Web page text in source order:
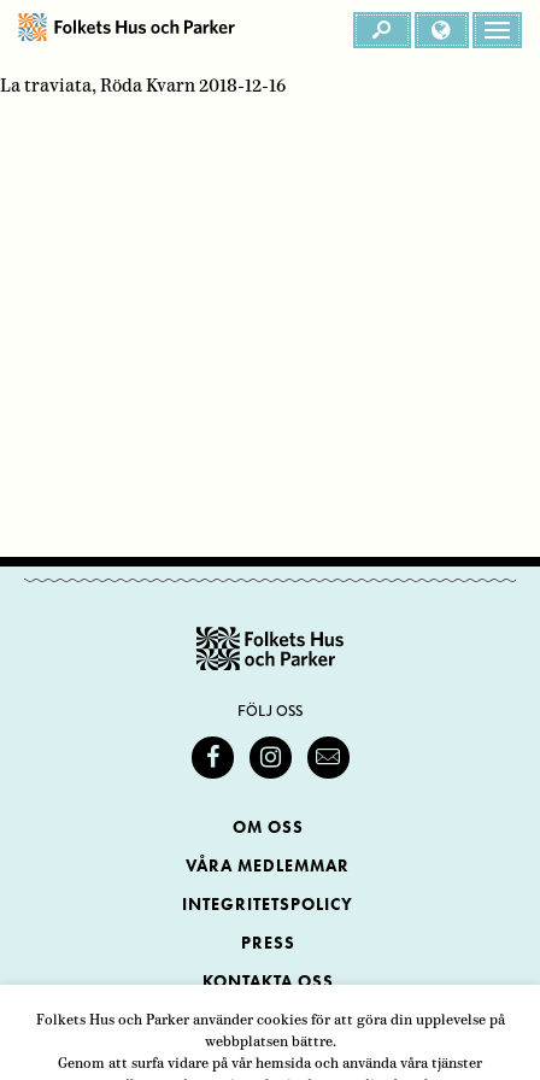
Folkets Hus och Parker använder cookies för att göra din upplevelse på
webbplatsen bättre.
Genom att surfa vidare på vår hemsida och använda våra tjänster
La traviata, Röda Kvarn 2018-12-16
FÖLJ OSS
OM OSS
VÅRA MEDLEMMAR
INTEGRITETSPOLICY
PRESS
KONTAKTA OSS
Folkets Hus och Parker